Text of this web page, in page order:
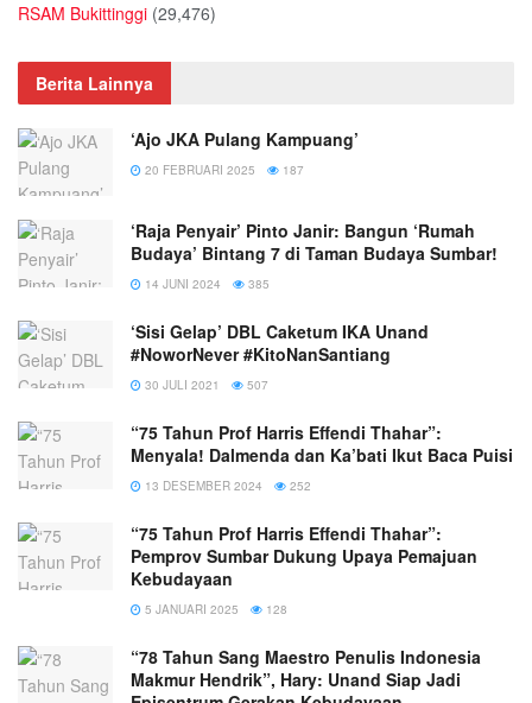
RSAM Bukittinggi (29,476)
Berita Lainnya
‘Ajo JKA Pulang Kampuang’
20 FEBRUARI 2025 187
‘Raja Penyair’ Pinto Janir: Bangun ‘Rumah
Budaya’ Bintang 7 di Taman Budaya Sumbar!
14 JUNI 2024 385
‘Sisi Gelap’ DBL Caketum IKA Unand
#NoworNever #KitoNanSantiang
30 JULI 2021 507
“75 Tahun Prof Harris Effendi Thahar”:
Menyala! Dalmenda dan Ka’bati Ikut Baca Puisi
13 DESEMBER 2024 252
“75 Tahun Prof Harris Effendi Thahar”:
Pemprov Sumbar Dukung Upaya Pemajuan
Kebudayaan
5 JANUARI 2025 128
“78 Tahun Sang Maestro Penulis Indonesia
Makmur Hendrik”, Hary: Unand Siap Jadi